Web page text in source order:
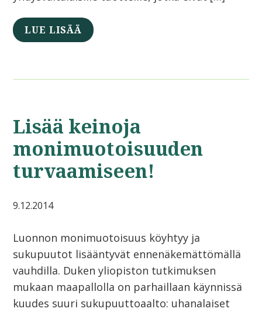
LUE LISÄÄ
Lisää keinoja
monimuotoisuuden
turvaamiseen!
9.12.2014
Luonnon monimuotoisuus köyhtyy ja
sukupuutot lisääntyvät ennenäkemättömällä
vauhdilla. Duken yliopiston tutkimuksen
mukaan maapallolla on parhaillaan käynnissä
kuudes suuri sukupuuttoaalto: uhanalaiset